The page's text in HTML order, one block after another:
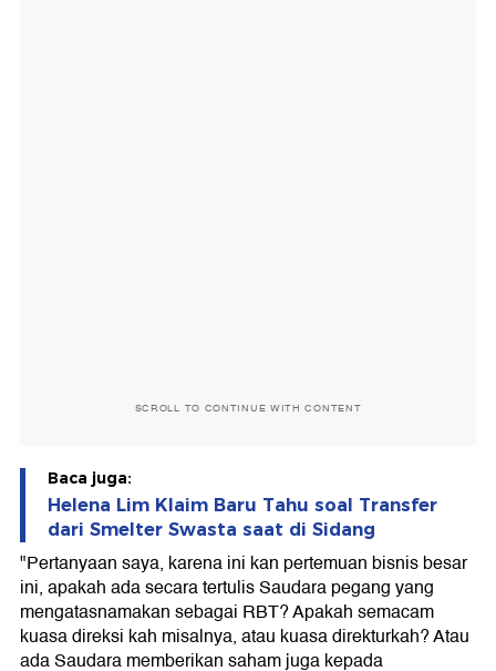
SCROLL TO CONTINUE WITH CONTENT
Baca juga:
Helena Lim Klaim Baru Tahu soal Transfer
dari Smelter Swasta saat di Sidang
"Pertanyaan saya, karena ini kan pertemuan bisnis besar
ini, apakah ada secara tertulis Saudara pegang yang
mengatasnamakan sebagai RBT? Apakah semacam
kuasa direksi kah misalnya, atau kuasa direkturkah? Atau
ada Saudara memberikan saham juga kepada